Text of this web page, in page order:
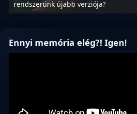
rendszerünk újabb verziója?
Ennyi memória elég?! Igen!